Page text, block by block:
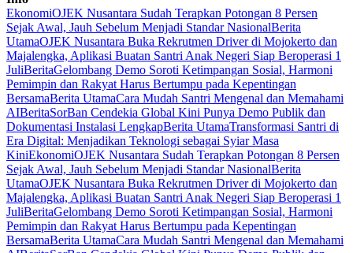
EkonomiOJEK Nusantara Sudah Terapkan Potongan 8 Persen
Sejak Awal, Jauh Sebelum Menjadi Standar NasionalBerita
UtamaOJEK Nusantara Buka Rekrutmen Driver di Mojokerto dan
Majalengka, Aplikasi Buatan Santri Anak Negeri Siap Beroperasi 1
JuliBeritaGelombang Demo Soroti Ketimpangan Sosial, Harmoni
Pemimpin dan Rakyat Harus Bertumpu pada Kepentingan
BersamaBerita UtamaCara Mudah Santri Mengenal dan Memahami
AIBeritaSorBan Cendekia Global Kini Punya Demo Publik dan
Dokumentasi Instalasi LengkapBerita UtamaTransformasi Santri di
Era Digital: Menjadikan Teknologi sebagai Syiar Masa
KiniEkonomiOJEK Nusantara Sudah Terapkan Potongan 8 Persen
Sejak Awal, Jauh Sebelum Menjadi Standar NasionalBerita
UtamaOJEK Nusantara Buka Rekrutmen Driver di Mojokerto dan
Majalengka, Aplikasi Buatan Santri Anak Negeri Siap Beroperasi 1
JuliBeritaGelombang Demo Soroti Ketimpangan Sosial, Harmoni
Pemimpin dan Rakyat Harus Bertumpu pada Kepentingan
BersamaBerita UtamaCara Mudah Santri Mengenal dan Memahami